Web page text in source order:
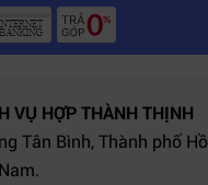
VỤ HỢP THÀNH THỊNH
Tân Bình, Thành phố Hồ